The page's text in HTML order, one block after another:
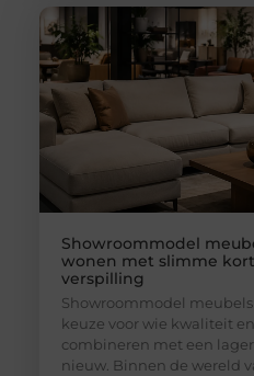
Showroommodel
wonen met slimme
verspilling
Showroommodel
keuze voor wie kwaliteit
combineren met een
nieuw. Binnen de wereld